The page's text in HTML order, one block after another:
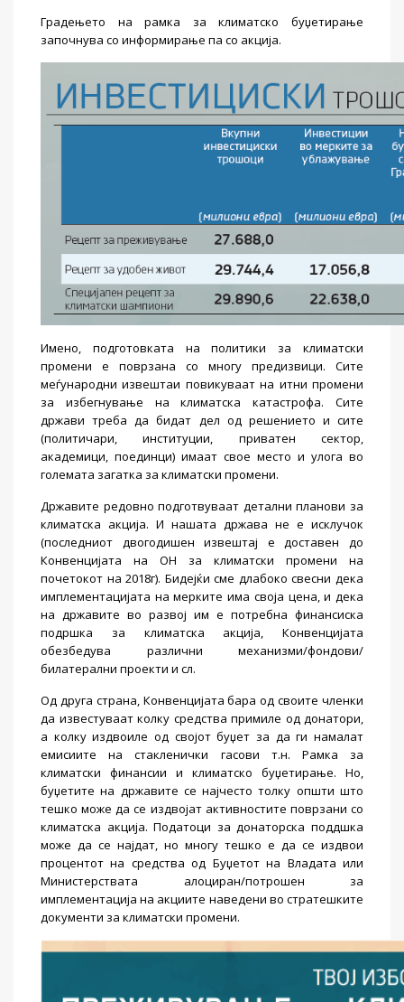
Градењето на рамка за климатско буџетирање
започнува со информирање па со акција.
Имено, подготовката на политики за климатски
промени е поврзана со многу предизвици. Сите
меѓународни извештаи повикуваат на итни промени
за избегнување на климатска катастрофа. Сите
држави треба да бидат дел од решението и сите
(политичари, институции, приватен сектор,
академици, поединци) имаат свое место и улога во
големата загатка за климатски промени.
Државите редовно подготвуваат детални планови за
климатска акција. И нашата држава не е исклучок
(последниот двогодишен извештај е доставен до
Конвенцијата на ОН за климатски промени на
почетокот на 2018г). Бидејќи сме длабоко свесни дека
имплементацијата на мерките има своја цена, и дека
на државите во развој им е потребна финансиска
подршка за климатска акција, Конвенцијата
обезбедува различни механизми/фондови/
билатерални проекти и сл.
Од друга страна, Конвенцијата бара од своите членки
да известуваат колку средства примиле од донатори,
а колку издвоиле од својот буџет за да ги намалат
емисиите на стакленички гасови т.н. Рамка за
климатски финансии и климатско буџетирање. Но,
буџетите на државите се најчесто толку општи што
тешко може да се издвојат активностите поврзани со
климатска акција. Податоци за донаторска поддшка
може да се најдат, но многу тешко е да се издвои
процентот на средства од Буџетот на Владата или
Министерствата алоциран/потрошен за
имплементација на акциите наведени во стратешките
документи за климатски промени.